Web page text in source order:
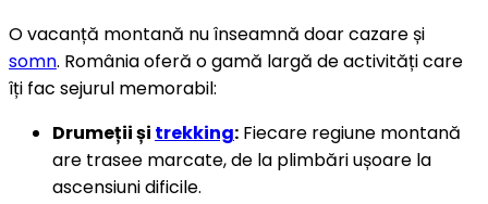
O vacanță montană nu înseamnă doar cazare și
somn. România oferă o gamă largă de activități care
îți fac sejurul memorabil:
Drumeții și trekking: Fiecare regiune montană
are trasee marcate, de la plimbări ușoare la
ascensiuni dificile.